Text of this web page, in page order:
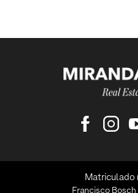
Matriculado
Francisco Bosch